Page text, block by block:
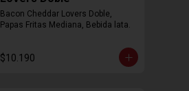
Bacon Cheddar Lovers Doble,
Papas Fritas Mediana, Bebida lata.
$10.190